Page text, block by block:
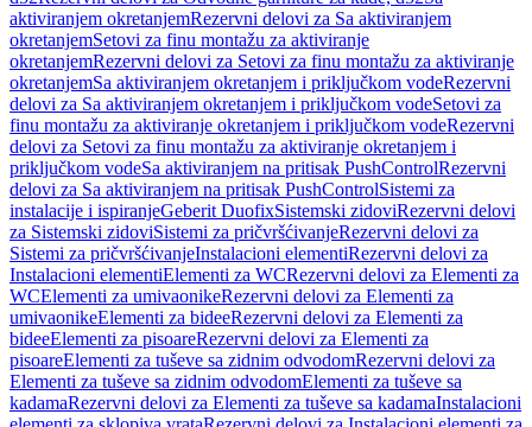
aktiviranjem okretanjemRezervni delovi za Sa aktiviranjem
okretanjemSetovi za finu montažu za aktiviranje
okretanjemRezervni delovi za Setovi za finu montažu za aktiviranje
okretanjemSa aktiviranjem okretanjem i priključkom vodeRezervni
delovi za Sa aktiviranjem okretanjem i priključkom vodeSetovi za
finu montažu za aktiviranje okretanjem i priključkom vodeRezervni
delovi za Setovi za finu montažu za aktiviranje okretanjem i
priključkom vodeSa aktiviranjem na pritisak PushControlRezervni
delovi za Sa aktiviranjem na pritisak PushControlSistemi za
instalacije i ispiranjeGeberit DuofixSistemski zidoviRezervni delovi
za Sistemski zidoviSistemi za pričvršćivanjeRezervni delovi za
Sistemi za pričvršćivanjeInstalacioni elementiRezervni delovi za
Instalacioni elementiElementi za WCRezervni delovi za Elementi za
WCElementi za umivaonikeRezervni delovi za Elementi za
umivaonikeElementi za bideeRezervni delovi za Elementi za
bideeElementi za pisoareRezervni delovi za Elementi za
pisoareElementi za tuševe sa zidnim odvodomRezervni delovi za
Elementi za tuševe sa zidnim odvodomElementi za tuševe sa
kadamaRezervni delovi za Elementi za tuševe sa kadamaInstalacioni